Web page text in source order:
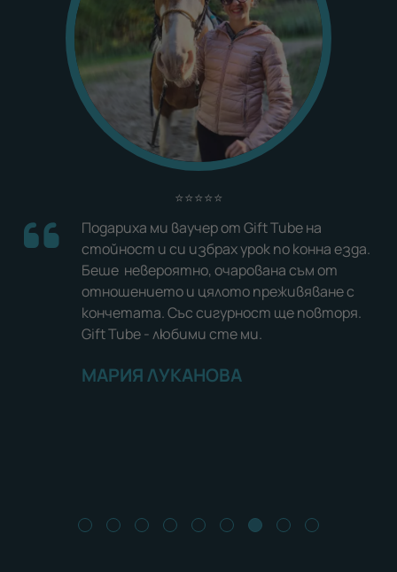
МАРИЯ ЛУКАНОВА
⭐⭐⭐⭐⭐
Подариха ми ваучер от Gift Tube на
стойност и си избрах урок по конна езда.
Беше невероятно, очарована съм от
отношението и цялото преживяване с
кончетата. Със сигурност ще повторя.
Gift Tube - любими сте ми.